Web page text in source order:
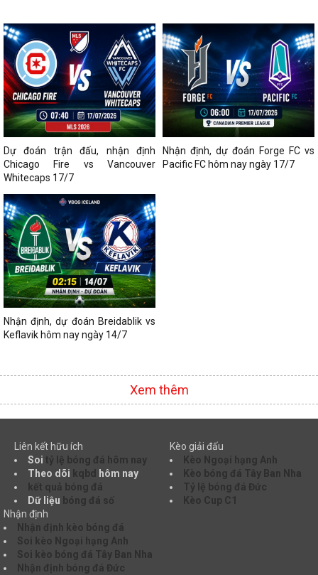
Dự đoán trận đấu, nhận định
Chicago Fire vs Vancouver
Whitecaps 17/7
Nhận định, dự đoán Forge FC vs
Pacific FC hôm nay ngày 17/7
Nhận định, dự đoán Breidablik vs
Keflavik hôm nay ngày 14/7
Xem thêm
Liên kết hữu ích
Soi tỷ lệ bóng đá hôm nay
Theo dõi kqbd hôm nay
kết quả bóng đá
Dữ liệu bóng đá số
Kèo giải đấu
Kèo Ngoại hạng Anh
Kèo bóng đá Tây Ban Nha
Tỷ lệ bóng đá Đức
Kèo Cup C1
Nhận định
Nhận định kèo bóng đá
Soi kèo Ngoại hạng Anh
Soi kèo bóng đá Tây Ban Nha
Nhận định bóng đá Đức